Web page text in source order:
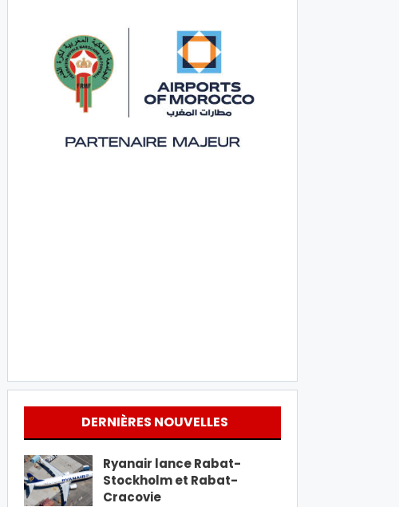
DERNIÈRES NOUVELLES
Ryanair lance Rabat-
Stockholm et Rabat-
Cracovie